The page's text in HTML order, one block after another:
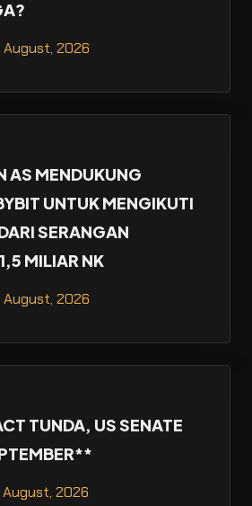
August, 2026
AS MENDUKUNG
UNTUK MENGIKUTI
SERANGAN
MILIAR NK
August, 2026
TUNDA, US SENATE
August, 2026